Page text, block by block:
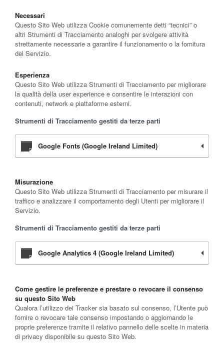
Necessari
Questo Sito Web utilizza Cookie comunemente detti “tecnici” o
altri Strumenti di Tracciamento analoghi per svolgere attività
strettamente necessarie a garantire il funzionamento o la fornitura
del Servizio.
Esperienza
Questo Sito Web utilizza Strumenti di Tracciamento per migliorare
la qualità della user experience e consentire le interazioni con
contenuti, network e piattaforme esterni.
Strumenti di Tracciamento gestiti da terze parti
Google Fonts (Google Ireland Limited)
Misurazione
Questo Sito Web utilizza Strumenti di Tracciamento per misurare il
traffico e analizzare il comportamento degli Utenti per migliorare il
Servizio.
Strumenti di Tracciamento gestiti da terze parti
Google Analytics 4 (Google Ireland Limited)
Come gestire le preferenze e prestare o revocare il consenso
su questo Sito Web
Qualora l’utilizzo dei Tracker sia basato sul consenso, l’Utente può
fornire o revocare tale consenso impostando o aggiornando le
proprie preferenze tramite il relativo pannello delle scelte in materia
di privacy disponibile su questo Sito Web.